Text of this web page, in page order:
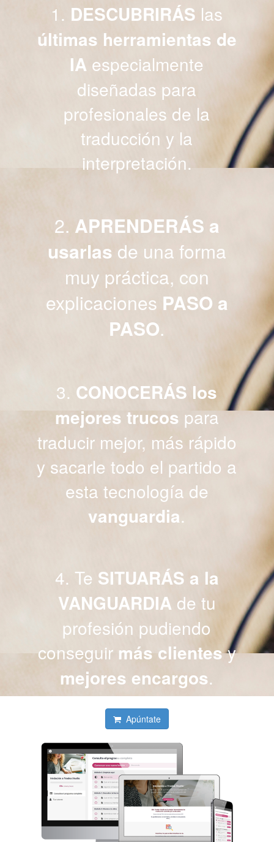
1. DESCUBRIRÁS las
últimas herramientas de
IA especialmente
diseñadas para
profesionales de la
traducción y la
interpretación.
2. APRENDERÁS a
usarlas de una forma
muy práctica, con
explicaciones PASO a
PASO.
3. CONOCERÁS los
mejores trucos para
traducir mejor, más rápido
y sacarle todo el partido a
esta tecnología de
vanguardia.
4. Te SITUARÁS a la
VANGUARDIA de tu
profesión pudiendo
conseguir más clientesy
mejores encargos.
Apúntate